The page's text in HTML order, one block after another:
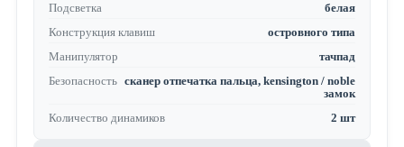
Подсветка
белая
Конструкция клавиш
островного типа
Манипулятор
тачпад
Безопасность сканер отпечатка пальца, kensington / noble
замок
Количество динамиков
2 шт